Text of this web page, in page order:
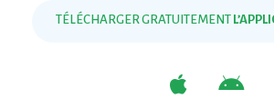
TÉLÉCHARGER GRATUITEMENT